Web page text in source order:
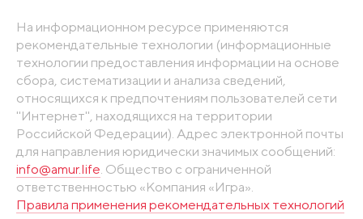
На информационном ресурсе применяются
рекомендательные технологии (информационные
технологии предоставления информации на основе
сбора, систематизации и анализа сведений,
относящихся к предпочтениям пользователей сети
"Интернет", находящихся на территории
Российской Федерации). Адрес электронной почты
для направления юридически значимых сообщений:
info@amur.life . Общество с ограниченной
ответственностью «Компания «Игра».
Правила применения рекомендательных технологий